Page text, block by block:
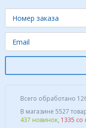
Всего обработано
В магазине 5527
437 новинок, 1335 со